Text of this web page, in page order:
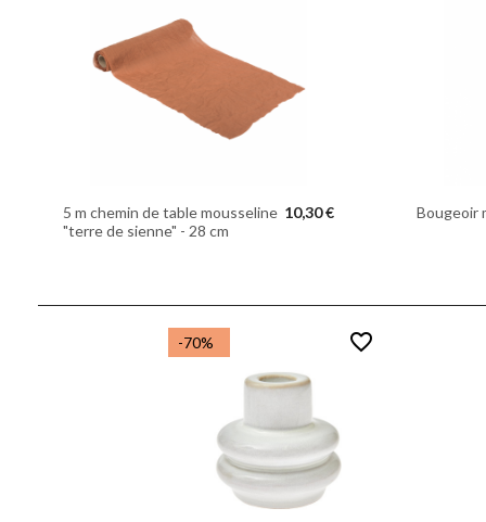
5 m chemin de table mousseline
"terre de sienne" - 28 cm
10,30 € Bougeoir
-70% favorite_border